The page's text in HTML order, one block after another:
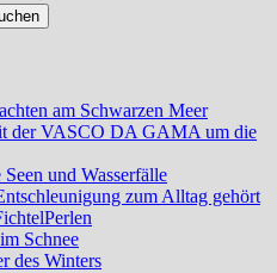
am Schwarzen Meer
der VASCO DA GAMA um die
und Wasserfälle
zum Alltag gehört
Schnee
des Winters